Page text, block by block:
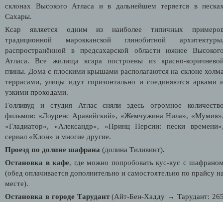
склонах Высокого Атласа и в дальнейшем теряется в
Сахары.
Ксар является одним из наиболее типичных
традиционной марокканской глинобитной
распространённой в предсахарской области южнее
Атласа. Все жилища ксара построены из красно-
глины. Дома с плоскими крышами располагаются на склоне
террасами, улицы идут горизонтально и соединяются арками
узкими проходами.
Голливуд и студия Атлас сняли здесь огромное
фильмов: «Лоуренс Аравийский», «Жемчужина Нила»,
«Гладиатор», «Александр», «Принц Персии: пески
сериал «Клон» и многие другие.
Проезд по долине шафрана (долина Тиливинт).
Остановка в кафе, где можно попробовать кус-кус с
(обед оплачивается дополнительно и самостоятельно по прайсу
месте).
Остановка в городе Тарудант(Айт-Бен-Хадду → Тарудант: